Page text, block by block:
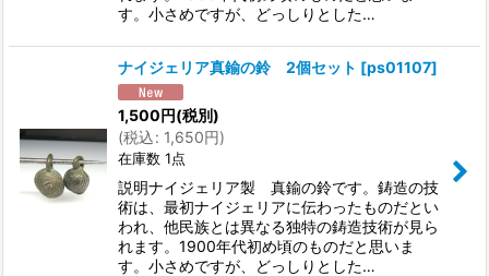
す。小さめですが、どっしりとした…
ナイジェリア真鍮の鈴 2個セット [ps01107]
1,500円(税別)
(税込: 1,650円)
在庫数 1点
説明ナイジェリア製 真鍮の鈴です。鋳造の技
術は、最初ナイジェリアに伝わったものだとい
われ、他民族とは異なる独特の鋳造技術が見ら
れます。1900年代初め頃のものだと思いま
す。小さめですが、どっしりとした…